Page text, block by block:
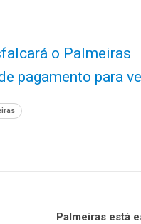
o Palmeiras
pagamento para
Palmeiras está